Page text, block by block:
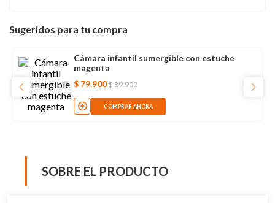
Sugeridos para tu compra
Cámara infantil sumergible con estuche
magenta
$ 79.900 $89.900
COMPRAR AHORA
SOBRE EL PRODUCTO